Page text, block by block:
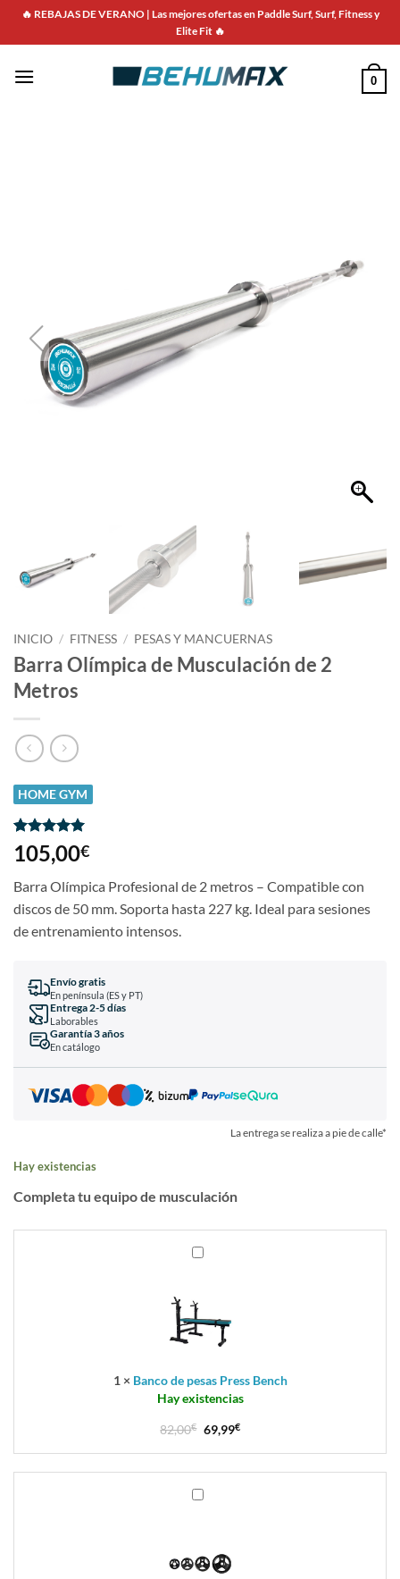
🔥 REBAJAS DE VERANO | Las mejores ofertas en Paddle Surf, Surf, Fitness y
Elite Fit 🔥
0
INICIO / FITNESS / PESAS Y MANCUERNAS
Barra Olímpica de Musculación de 2
Metros
HOME GYM
Valorado
con5de 5
3
valoraciones
de clientes
105,00€
Barra Olímpica Profesional de 2 metros – Compatible con
discos de 50 mm. Soporta hasta 227 kg. Ideal para sesiones
de entrenamiento intensos.
Envío gratis
En península (ES y PT)
Entrega 2-5 días
Laborables
Garantía 3 años
En catálogo
La entrega se realiza a pie de calle*
Hay existencias
Completa tu equipo de musculación
1 × Banco de pesas Press Bench
Hay existencias
82,00€ 69,99€